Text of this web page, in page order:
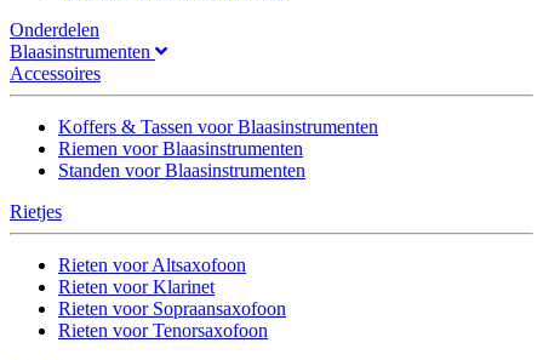
Onderdelen
Blaasinstrumenten
Accessoires
Koffers & Tassen voor Blaasinstrumenten
Riemen voor Blaasinstrumenten
Standen voor Blaasinstrumenten
Rietjes
Rieten voor Altsaxofoon
Rieten voor Klarinet
Rieten voor Sopraansaxofoon
Rieten voor Tenorsaxofoon